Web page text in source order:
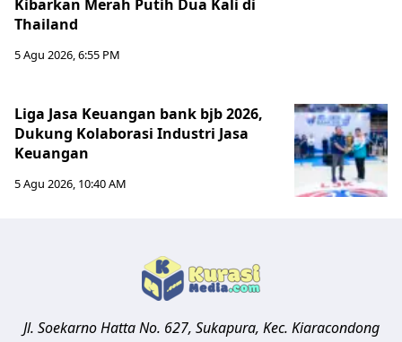
Kibarkan Merah Putih Dua Kali di
Thailand
5 Agu 2026, 6:55 PM
Liga Jasa Keuangan bank bjb 2026,
Dukung Kolaborasi Industri Jasa
Keuangan
5 Agu 2026, 10:40 AM
Jl. Soekarno Hatta No. 627, Sukapura, Kec. Kiaracondong